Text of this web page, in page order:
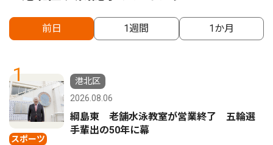
前日 1週間 1か月
1
スポーツ
港北区
2026.08.06
綱島東 老舗水泳教室が営業終了 五輪選
手輩出の50年に幕